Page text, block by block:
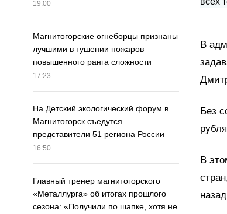
19:00
Магнитогорские огнеборцы признаны
лучшими в тушении пожаров
повышенного ранга сложности
17:23
На Детский экологический форум в
Магнитогорск съедутся
представители 51 региона России
16:50
Главный тренер магнитогорского
«Металлурга» об итогах прошлого
сезона: «Получили по шапке, хотя не
В
Без
В